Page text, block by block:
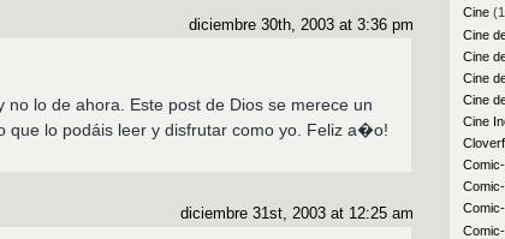
diciembre 30th, 2003 at 3:36 pm
lo de ahora. Este post de Dios se merece un
que lo podáis leer y disfrutar como yo. Feliz a�o!
diciembre 31st, 2003 at 12:25 am
Cine
Cine
Cine
Cine
Cine
Cine